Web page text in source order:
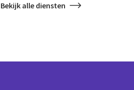
Bekijk alle diensten